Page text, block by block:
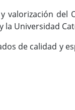
valorización del
la Universidad
de calidad y